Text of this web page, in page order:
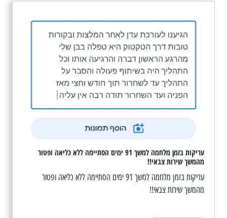
עריקות בזמן מלחמה למשך 91 ימים הסתיימה ללא כליאה ופטור
מהמשך שירות צבאי!!
עריקות בזמן מלחמה למשך 91 ימים הסתיימה ללא כליאה ופטור
מהמשך שירות צבאי!!